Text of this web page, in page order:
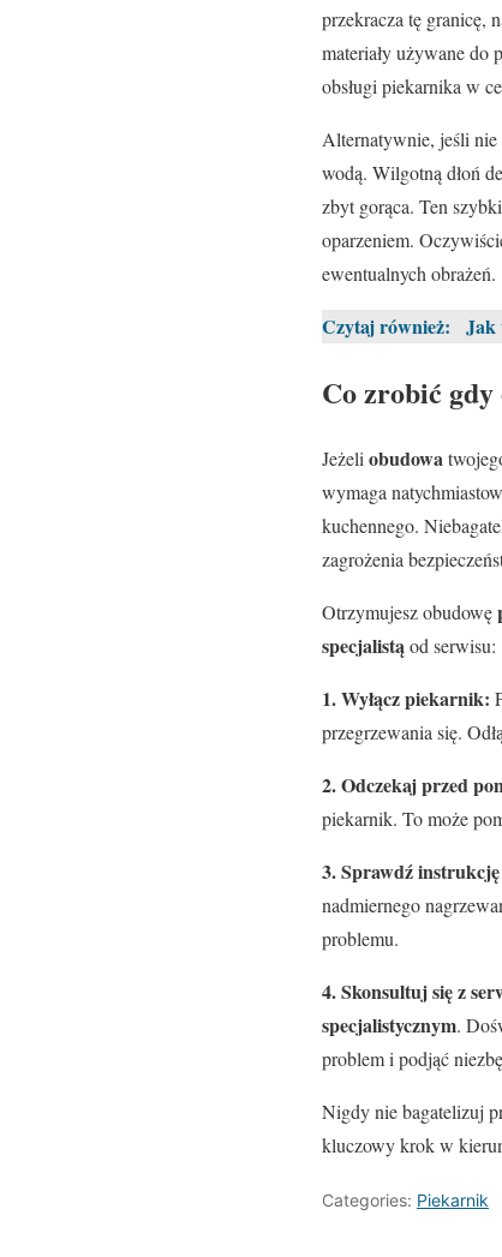
przekracza tę granicę,
materiały używane do
obsługi piekarnika w
Alternatywnie, jeśli nie
wodą. Wilgotną dłoń
zbyt gorąca. Ten
oparzeniem.
ewentualnych obrażeń.
Czytaj również: Jak
Co zrobić
Jeżeli obudowa
wymaga
kuchennego.
zagrożenia
Otrzymujesz obudowę
specjalistą od serwisu:
1. Wyłącz piekarnik:
przegrzewania się.
2. Odczekaj przed
piekarnik. To może
3. Sprawdź instrukcję
nadmiernego
problemu.
4. Skonsultuj się z
specjalistycznym.
problem i podjąć
Nigdy nie bagatelizuj
kluczowy krok w
Categories: Piekarnik